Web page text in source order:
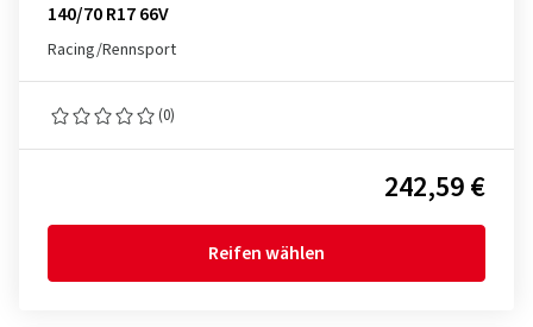
140/70 R17 66V
Racing/Rennsport
(0)
242,59 €
Reifen wählen